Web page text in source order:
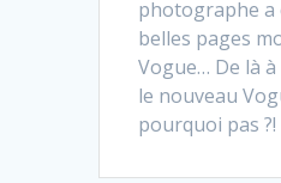
photographe a
belles pages
Vogue… De là
le nouveau
pourquoi pas ?!